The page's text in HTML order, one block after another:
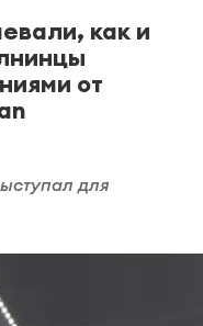
как и
от
для